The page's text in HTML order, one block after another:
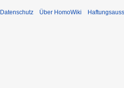
Datenschutz Über HomoWiki